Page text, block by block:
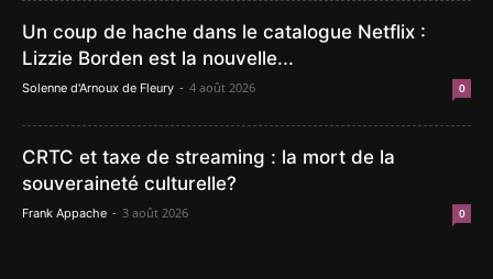
Un coup de hache dans le catalogue Netflix :
Lizzie Borden est la nouvelle...
Solenne d'Arnoux de Fleury - 4 août 2026 0
CRTC et taxe de streaming : la mort de la
souveraineté culturelle?
Frank Appache - 3 août 2026 0